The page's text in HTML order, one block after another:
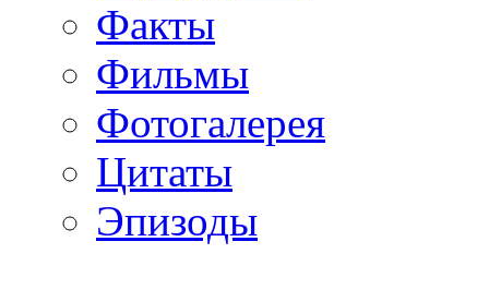
Факты
Фильмы
Фотогалерея
Цитаты
Эпизоды